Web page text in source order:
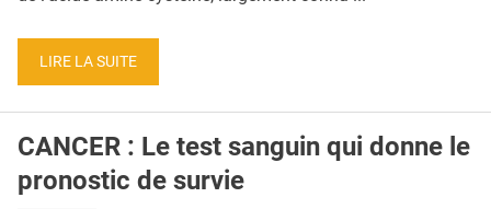
LIRE LA SUITE
CANCER : Le test sanguin qui donne le
pronostic de survie